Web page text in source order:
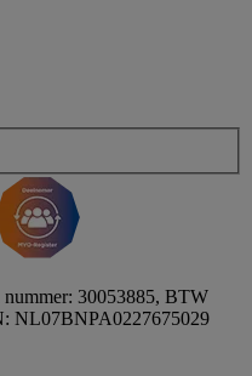
30053885, BTW
NL07BNPA0227675029